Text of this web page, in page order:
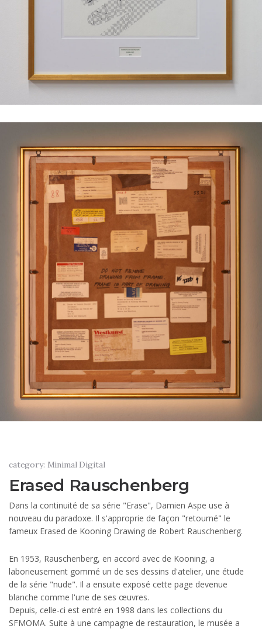
category: Minimal Digital
Erased Rauschenberg
Dans la continuité de sa série "Erase", Damien Aspe use à
nouveau du paradoxe. Il s'approprie de façon "retourné" le
fameux Erased de Kooning Drawing de Robert Rauschenberg.
En 1953, Rauschenberg, en accord avec de Kooning, a
laborieusement gommé un de ses dessins d'atelier, une étude
de la série "nude". Il a ensuite exposé cette page devenue
blanche comme l'une de ses œuvres.
Depuis, celle-ci est entré en 1998 dans les collections du
SFMOMA. Suite à une campagne de restauration, le musée a